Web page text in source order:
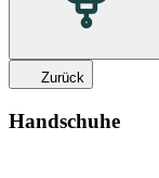
Zurück
Handschuhe